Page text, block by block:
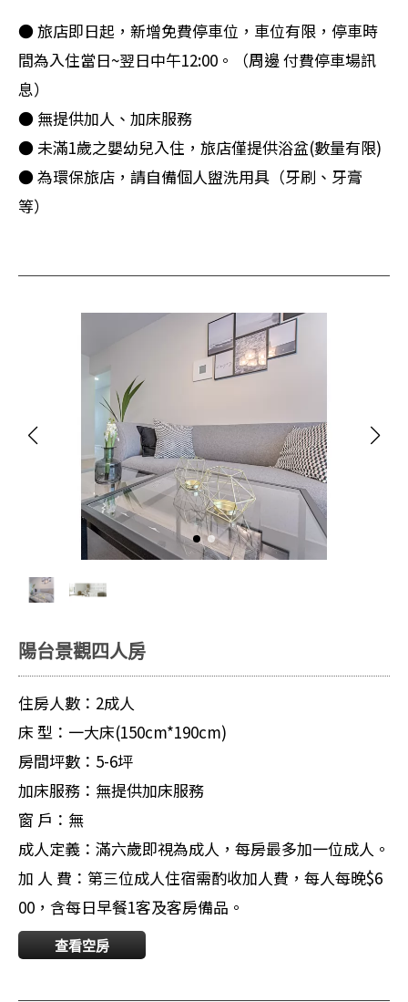
● 旅店即日起，新增免費停車位，車位有限，停車時
間為入住當日~翌日中午12:00。（周邊 付費停車場訊
息）
● 無提供加人、加床服務
● 未滿1歲之嬰幼兒入住，旅店僅提供浴盆(數量有限)
● 為環保旅店，請自備個人盥洗用具（牙刷、牙膏
等）
陽台景觀四人房
住房人數：2成人
床 型：一大床(150cm*190cm)
房間坪數：5-6坪
加床服務：無提供加床服務
窗 戶：無
成人定義：滿六歲即視為成人，每房最多加一位成人。
加 人 費：第三位成人住宿需酌收加人費，每人每晚$6
00，含每日早餐1客及客房備品。
查看空房